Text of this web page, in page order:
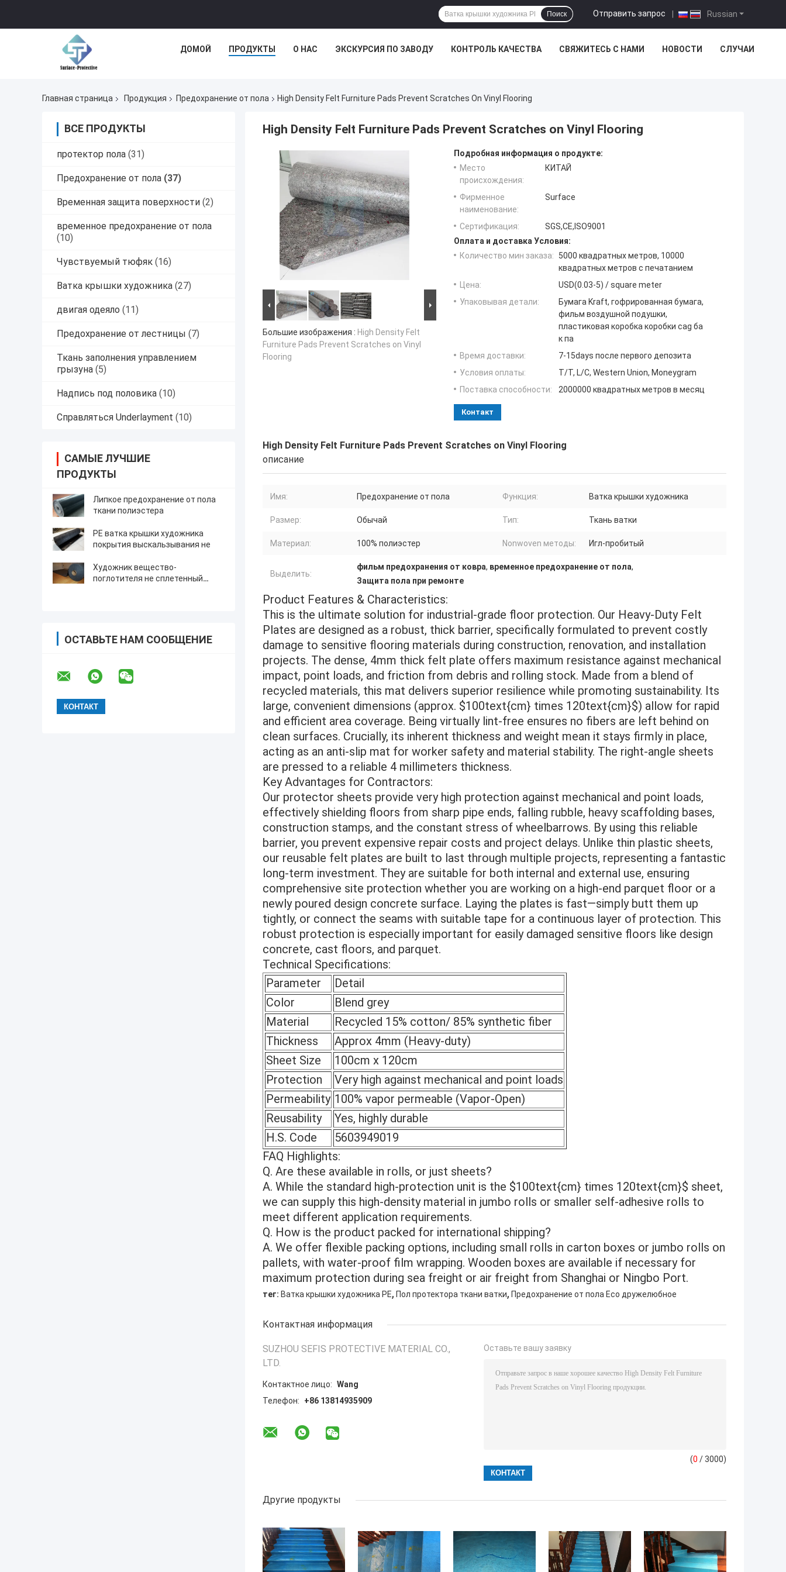
Russian
Отправить запрос |
Поиск
ДОМОЙ ПРОДУКТЫ О НАС ЭКСКУРСИЯ ПО ЗАВОДУ КОНТРОЛЬ КАЧЕСТВА СВЯЖИТЕСЬ С НАМИ НОВОСТИ СЛУЧАИ
Главная страница Продукция Предохранение от пола High Density Felt Furniture Pads Prevent Scratches On Vinyl Flooring
ВСЕ ПРОДУКТЫ
протектор пола (31)
Предохранение от пола (37)
Временная защита поверхности (2)
временное предохранение от пола
(10)
Чувствуемый тюфяк (16)
Ватка крышки художника (27)
двигая одеяло (11)
Предохранение от лестницы (7)
Ткань заполнения управлением
грызуна (5)
Надпись под половика (10)
Справляться Underlayment (10)
САМЫЕ ЛУЧШИЕ
ПРОДУКТЫ
Липкое предохранение от пола
ткани полиэстера
PE ватка крышки художника
покрытия выскальзывания не
Художник вещество-
поглотителя не сплетенный
ОСТАВЬТЕ НАМ СООБЩЕНИЕ
High Density Felt Furniture Pads Prevent Scratches on Vinyl Flooring
Большие изображения : High Density Felt
Furniture Pads Prevent Scratches on Vinyl
Flooring
Подробная информация о продукте:
Место
происхождения:
КИТАЙ
Фирменное
наименование:
Surface
Сертификация:
SGS,CE,ISO9001
Оплата и доставка Условия:
Количество мин заказа:
5000 квадратных метров, 10000
квадратных метров с печатанием
Цена:
USD(0.03-5) / square meter
Упаковывая детали:
Бумага Kraft, гофрированная бумага,
фильм воздушной подушки,
пластиковая коробка коробки cag ба
к па
Время доставки:
7-15days после первого депозита
Условия оплаты:
T/T, L/C, Western Union, Moneygram
Поставка способности:
2000000 квадратных метров в месяц
Контакт
High Density Felt Furniture Pads Prevent Scratches on Vinyl Flooring
описание
Имя: Предохранение от пола Функция: Ватка крышки художника
Размер: Обычай Тип: Ткань ватки
Материал: 100% полиэстер Nonwoven методы: Игл-пробитый
Выделить:
фильм предохранения от ковра, временное предохранение от пола,
Защита пола при ремонте
Product Features & Characteristics:
This is the ultimate solution for industrial-grade floor protection. Our Heavy-Duty Felt
Plates are designed as a robust, thick barrier, specifically formulated to prevent costly
damage to sensitive flooring materials during construction, renovation, and installation
projects. The dense, 4mm thick felt plate offers maximum resistance against mechanical
impact, point loads, and friction from debris and rolling stock. Made from a blend of
recycled materials, this mat delivers superior resilience while promoting sustainability. Its
large, convenient dimensions (approx. $100text{cm} times 120text{cm}$) allow for rapid
and efficient area coverage. Being virtually lint-free ensures no fibers are left behind on
clean surfaces. Crucially, its inherent thickness and weight mean it stays firmly in place,
acting as an anti-slip mat for worker safety and material stability. The right-angle sheets
are pressed to a reliable 4 millimeters thickness.
Key Advantages for Contractors:
Our protector sheets provide very high protection against mechanical and point loads,
effectively shielding floors from sharp pipe ends, falling rubble, heavy scaffolding bases,
construction stamps, and the constant stress of wheelbarrows. By using this reliable
barrier, you prevent expensive repair costs and project delays. Unlike thin plastic sheets,
our reusable felt plates are built to last through multiple projects, representing a fantastic
long-term investment. They are suitable for both internal and external use, ensuring
comprehensive site protection whether you are working on a high-end parquet floor or a
newly poured design concrete surface. Laying the plates is fast—simply butt them up
tightly, or connect the seams with suitable tape for a continuous layer of protection. This
robust protection is especially important for easily damaged sensitive floors like design
concrete, cast floors, and parquet.
Technical Specifications:
Parameter
Detail
Color
Blend grey
Material
Recycled 15% cotton/ 85% synthetic fiber
Thickness
Approx 4mm (Heavy-duty)
Sheet Size
100cm x 120cm
Protection
Very high against mechanical and point loads
Permeability 100% vapor permeable (Vapor-Open)
Reusability
Yes, highly durable
H.S. Code
5603949019
FAQ Highlights:
Q. Are these available in rolls, or just sheets?
A. While the standard high-protection unit is the $100text{cm} times 120text{cm}$ sheet,
we can supply this high-density material in jumbo rolls or smaller self-adhesive rolls to
meet different application requirements.
Q. How is the product packed for international shipping?
A. We offer flexible packing options, including small rolls in carton boxes or jumbo rolls on
pallets, with water-proof film wrapping. Wooden boxes are available if necessary for
maximum protection during sea freight or air freight from Shanghai or Ningbo Port.
тег: Ватка крышки художника PE, Пол протектора ткани ватки, Предохранение от пола Eco дружелюбное
Контактная информация
SUZHOU SEFIS PROTECTIVE MATERIAL CO.,
LTD.
Контактное лицо: Wang
Телефон:
+86 13814935909
Оставьте вашу заявку
(0 / 3000)
Другие продукты